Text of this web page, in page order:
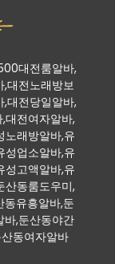
대전룸알바,
,대전노래방보
,대전당일알바,
대전여자알바,
노래방알바,유
성업소알바,유
성고액알바,유
산동룸도우미,
동유흥알바,둔
바,둔산동야간
동여자알바